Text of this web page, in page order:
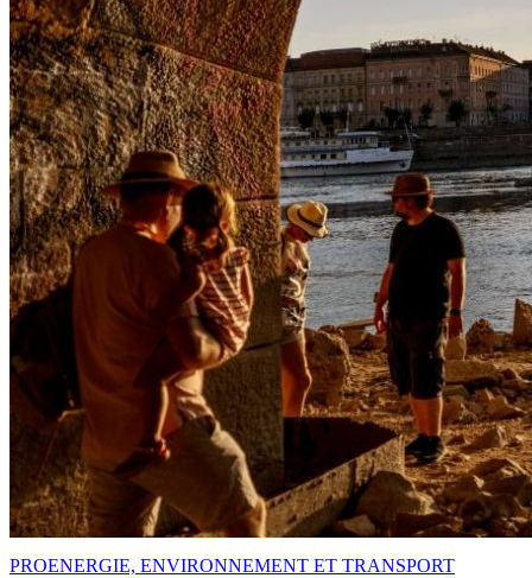
PROENERGIE, ENVIRONNEMENT ET TRANSPORT